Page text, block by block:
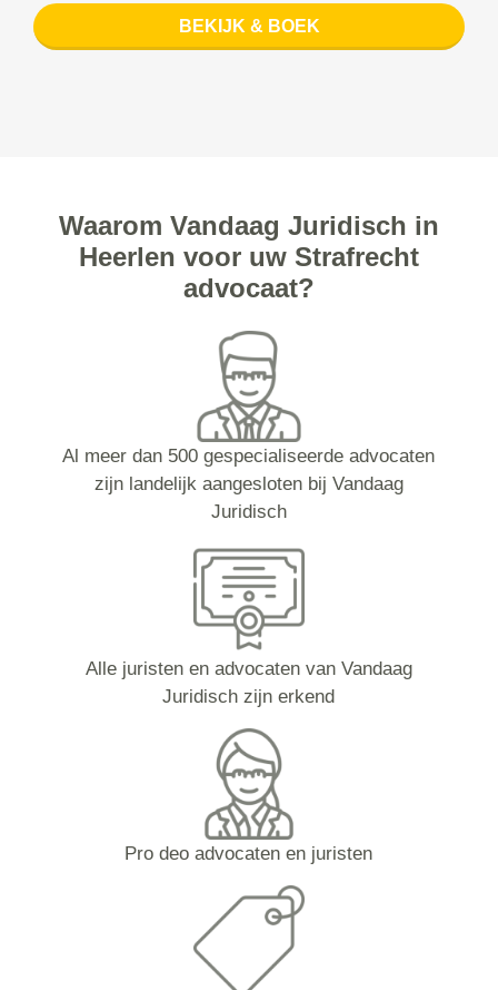
BEKIJK & BOEK
Waarom Vandaag Juridisch in
Heerlen voor uw Strafrecht
advocaat?
Al meer dan 500 gespecialiseerde advocaten
zijn landelijk aangesloten bij Vandaag
Juridisch
Alle juristen en advocaten van Vandaag
Juridisch zijn erkend
Pro deo advocaten en juristen